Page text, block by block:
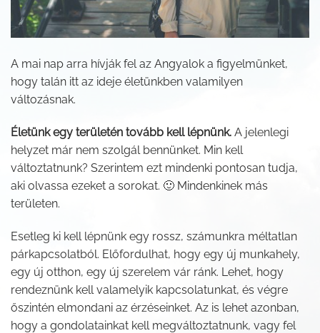
A mai nap arra hívják fel az Angyalok a figyelmünket,
hogy talán itt az ideje életünkben valamilyen
változásnak.
Életünk egy területén tovább kell lépnünk. A jelenlegi
helyzet már nem szolgál bennünket. Min kell
változtatnunk? Szerintem ezt mindenki pontosan tudja,
aki olvassa ezeket a sorokat. 🙂 Mindenkinek más
területen.
Esetleg ki kell lépnünk egy rossz, számunkra méltatlan
párkapcsolatból. Előfordulhat, hogy egy új munkahely,
egy új otthon, egy új szerelem vár ránk. Lehet, hogy
rendeznünk kell valamelyik kapcsolatunkat, és végre
őszintén elmondani az érzéseinket. Az is lehet azonban,
hogy a gondolatainkat kell megváltoztatnunk, vagy fel